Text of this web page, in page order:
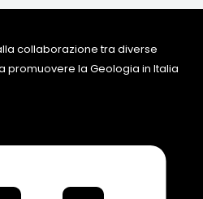
collaborazione tra diverse
promuovere la Geologia in Italia